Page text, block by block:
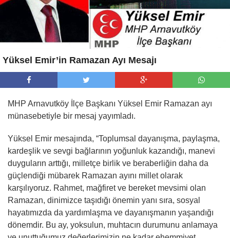
Yüksel Emir’in Ramazan Ayı Mesajı
MHP Arnavutköy İlçe Başkanı Yüksel Emir Ramazan ayı
münasebetiyle bir mesaj yayımladı.
Yüksel Emir mesajında, “Toplumsal dayanışma, paylaşma,
kardeşlik ve sevgi bağlarının yoğunluk kazandığı, manevi
duyguların arttığı, milletçe birlik ve beraberliğin daha da
güçlendiği mübarek Ramazan ayını millet olarak
karşılıyoruz. Rahmet, mağfiret ve bereket mevsimi olan
Ramazan, dinimizce taşıdığı önemin yanı sıra, sosyal
hayatımızda da yardımlaşma ve dayanışmanın yaşandığı
dönemdir. Bu ay, yoksulun, muhtacın durumunu anlamaya